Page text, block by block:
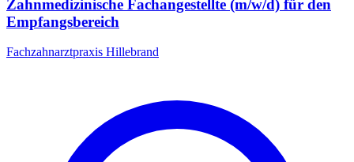
Zahnmedizinische Fachangestellte (m/w/d) für den
Empfangsbereich
Fachzahnarztpraxis Hillebrand